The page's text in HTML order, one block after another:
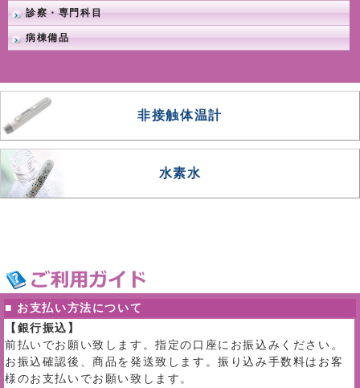
診察・専門科目
病棟備品
非接触体温計
水素水
■ お支払い方法について
【銀行振込】
前払いでお願い致します。指定の口座にお振込みください。
お振込確認後、商品を発送致します。振り込み手数料はお客
様のお支払いでお願い致します。